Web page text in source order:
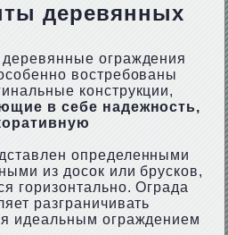
деревянных
ограждения
востребованы
конструкции,
в себе надежность,
определенными
из досок или брусков,
горизонтально. Ограда
разграничивать
идеальным ограждением